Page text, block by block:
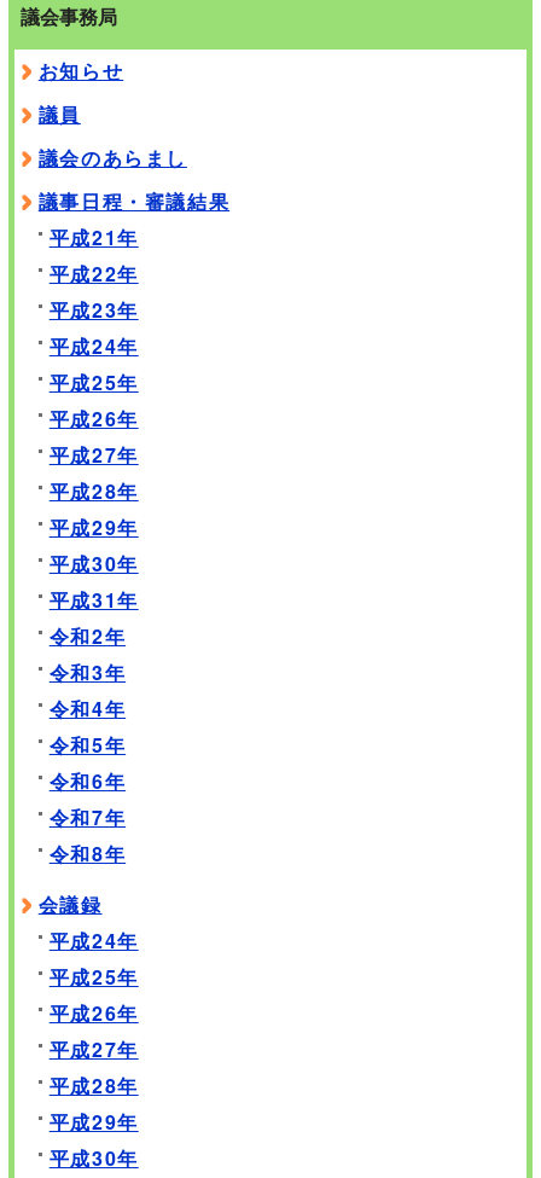
議会事務局
お知らせ
議員
議会のあらまし
議事日程・審議結果
平成21年
平成22年
平成23年
平成24年
平成25年
平成26年
平成27年
平成28年
平成29年
平成30年
平成31年
令和2年
令和3年
令和4年
令和5年
令和6年
令和7年
令和8年
会議録
平成24年
平成25年
平成26年
平成27年
平成28年
平成29年
平成30年